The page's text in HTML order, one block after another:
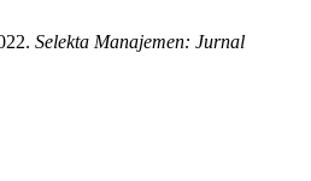
Selekta Manajemen: Jurnal